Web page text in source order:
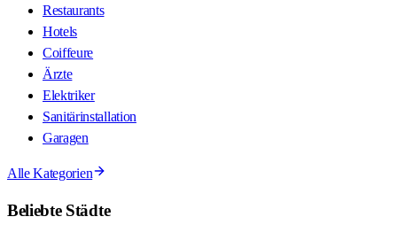
Restaurants
Hotels
Coiffeure
Ärzte
Elektriker
Sanitärinstallation
Garagen
Alle Kategorien
Beliebte Städte